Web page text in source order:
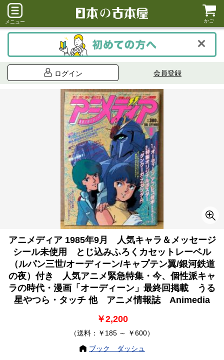
メニュー かご
ログイン 会員登録
アニメディア 1985年9月 人気キャラ＆メッセージ
シール未使用 とじ込みふろくカセットレーベル
（ルパン三世/オーディーン/キャプテン翼/銀河鉄道
の夜）付き 人気アニメ緊急特集・今、個性派キャ
ラの時代・漫画「オーディーン」最終回掲載 うる
星やつら・タッチ 他 アニメ情報誌 Animedia
￥2,200
（送料：￥185 ～ ￥600）
ブック ダッシュ